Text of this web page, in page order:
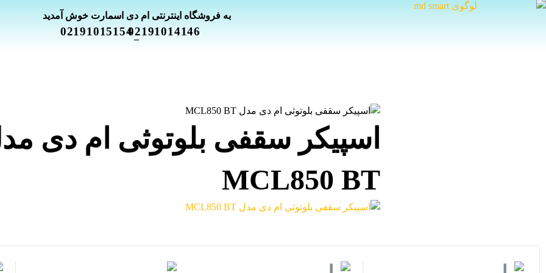
به فروشگاه اینترنتی ام دی اسمارت خوش آمدید
02191014146
_
02191015154
اسپیکر سقفی بلوتوثی ام دی
MCL850 BT